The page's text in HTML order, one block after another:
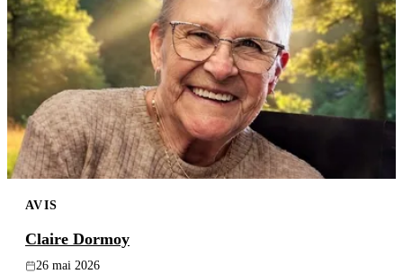
AVIS
Claire Dormoy
26 mai 2026